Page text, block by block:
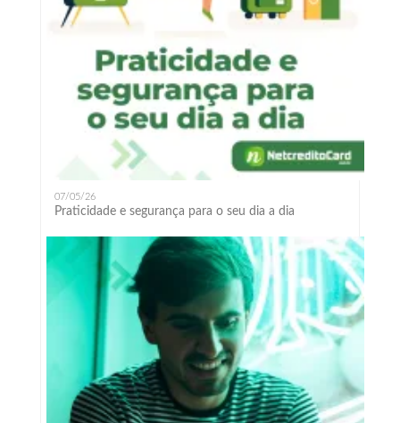
07/05/26
Praticidade e segurança para o seu dia a dia